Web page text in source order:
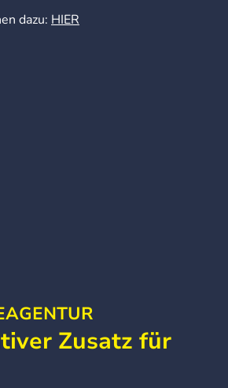
dazu: HIER
Zusatz für